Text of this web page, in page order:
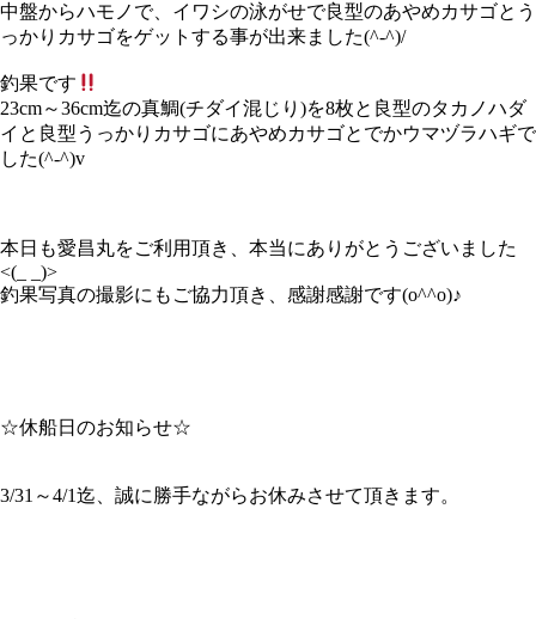
中盤からハモノで、イワシの泳がせで良型のあやめカサゴとう
っかりカサゴをゲットする事が出来ました(^-^)/
釣果です
23cm～36cm迄の真鯛(チダイ混じり)を8枚と良型のタカノハダ
イと良型うっかりカサゴにあやめカサゴとでかウマヅラハギで
した(^-^)v
本日も愛昌丸をご利用頂き、本当にありがとうございました
<(_ _)>
釣果写真の撮影にもご協力頂き、感謝感謝です(o^^o)♪
☆休船日のお知らせ☆
3/31～4/1迄、誠に勝手ながらお休みさせて頂きます。